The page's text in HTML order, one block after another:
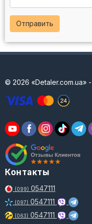
Отправить
© 2026 «Detaler.com.ua»
Контакты
(099) 0547111
(097) 0547111
(063) 0547111